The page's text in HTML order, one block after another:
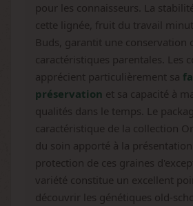
pour les connaisseurs. La
cette lignée, fruit du travail
Buds, garantit une conservation
caractéristiques parentales. Les
apprécient particulièrement sa
préservation et sa capacité à
qualités dans le temps. Le
caractéristique de la collection
du soin apporté à la
protection de ces graines
variété constitue un excellent
découvrir les génétiques old-